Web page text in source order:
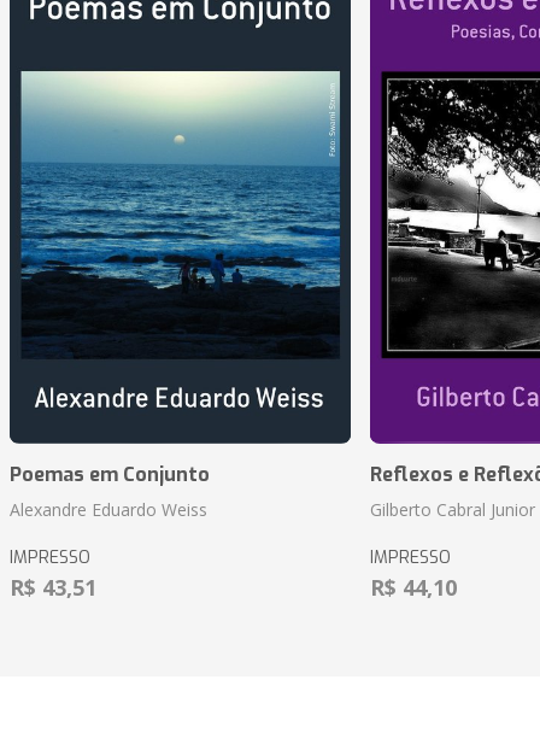
Poemas em Conjunto
Alexandre Eduardo Weiss
IMPRESSO
R$ 43,51
Reflexos e
Gilberto Cabral Junior
IMPRESSO
R$ 44,10